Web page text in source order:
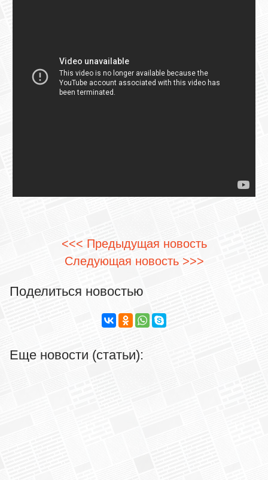
<<< Предыдущая новость
Следующая новость >>>
Поделиться новостью
Еще новости (статьи):